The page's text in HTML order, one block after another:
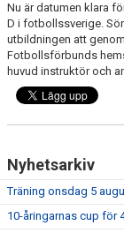
FRISPARKEN
BLI MEDLEM
MATCHER
SPONSORER
Nu är datumen klara
D i fotbollssverige.
utbildningen att
Fotbollsförbunds
huvud instruktör och
Nyhetsarkiv
Träning onsdag 5
10-åringarnas cup för